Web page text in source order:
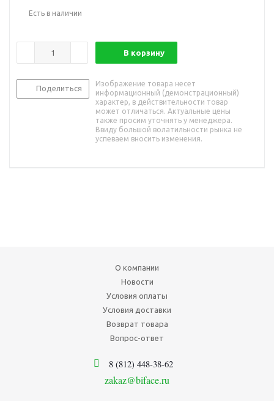
Есть в наличии
В корзину
Поделиться
Изображение товара несет
информационный (демонстрационный)
характер, в действительности товар
может отличаться. Актуальные цены
также просим уточнять у менеджера.
Ввиду большой волатильности рынка не
успеваем вносить изменения.
О компании
Новости
Условия оплаты
Условия доставки
Возврат товара
Вопрос-ответ
8 (812) 448-38-62
zakaz@biface.ru